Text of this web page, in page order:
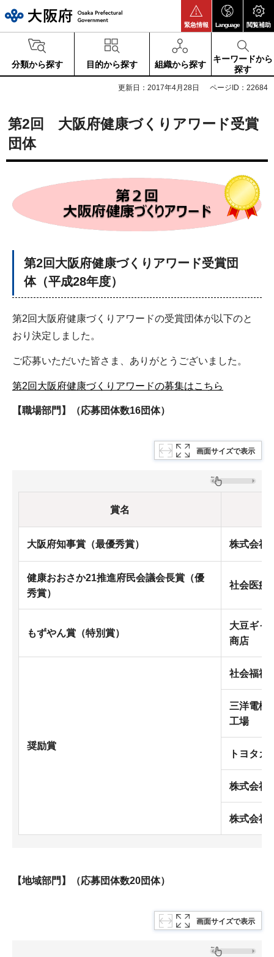
緊急情報 Language 閲覧補助
分類から探す 目的から探す 組織から探す
キーワードから
探す
更新日：2017年4月28日 ページID：22684
第2回 大阪府健康づくりアワード受賞
団体
第2回大阪府健康づくりアワード受賞団
体（平成28年度）
第2回大阪府健康づくりアワードの受賞団体が以下のと
おり決定しました。
ご応募いただいた皆さま、ありがとうございました。
第2回大阪府健康づくりアワードの募集はこちら
【職場部門】（応募団体数16団体）
画面サイズで表示
賞名
大阪府知事賞（最優秀賞） 株式会社
健康おおさか21推進府民会議会長賞（優
秀賞）
社会医療
もずやん賞（特別賞）
大豆ギャ
商店
奨励賞
社会福祉
三洋電機
工場
トヨタカ
株式会社
株式会社
【地域部門】（応募団体数20団体）
画面サイズで表示